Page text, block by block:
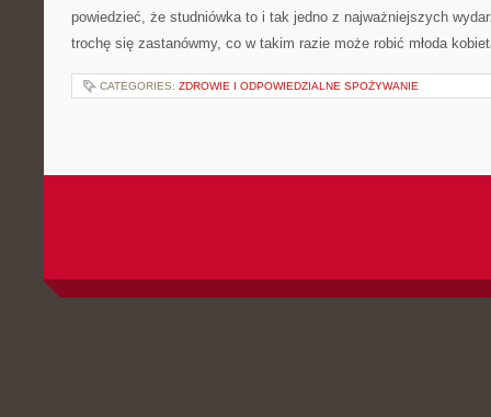
powiedzieć, że studniówka to i tak jedno z najważniejszych
trochę się zastanówmy, co w takim razie może robić młoda
CATEGORIES: ZDROWIE I ODPOWIEDZIALNE SPOŻYWANIE